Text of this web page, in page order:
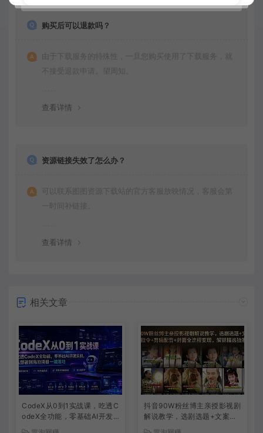
购买后可以退款吗？
由于下载服务的特殊性，一旦您购买使用了下载服务，就
不接受退款申请。望周知。
查看详情
资源链接失效了怎么办？
可以联系图图资源下载站的官方客服放映情况，客服会第
一时间补链接。
查看详情
相关文章
CodeX从0到1实战课，吃透C
odeX全功能，零基础AI开发
实战，从部署到高阶项目一键
抖音90W粉丝博主亲授影视剧
解说教学，选剧选题+文案模
板+AI指令+剪辑配音+封面全